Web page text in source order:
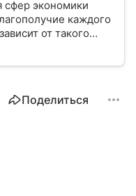
сфер экономики
каждого
от такого
От чего зависит
Поделиться